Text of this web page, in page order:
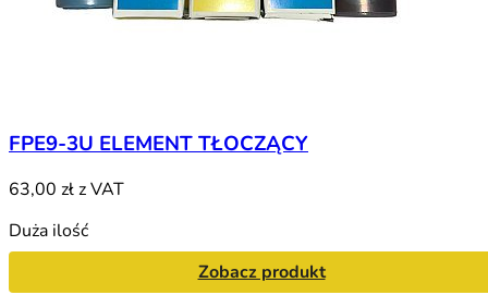
FPE9-3U ELEMENT TŁOCZĄCY
63,00 złz VAT
Duża ilość
Zobacz produkt